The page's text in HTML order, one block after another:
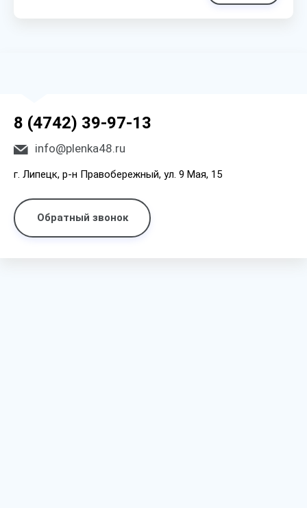
8 (4742) 39-97-13
info@plenka48.ru
г. Липецк, р-н Правобережный, ул. 9 Мая, 15
Обратный звонок